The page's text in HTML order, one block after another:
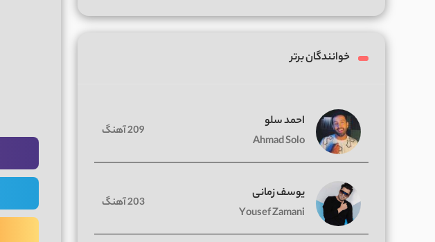
خوانندگان برتر
احمد سلو
Ahmad Solo
209 آهنگ
یوسف زمانی
Yousef Zamani
203 آهنگ